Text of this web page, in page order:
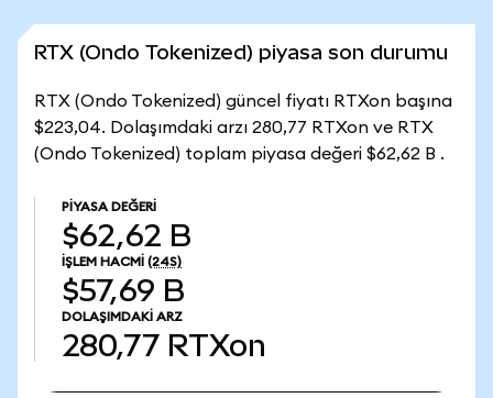
RTX (Ondo Tokenized) piyasa son durumu
RTX (Ondo Tokenized) güncel fiyatı RTXon başına
$223,04. Dolaşımdaki arzı 280,77 RTXon ve RTX
(Ondo Tokenized) toplam piyasa değeri $62,62 B .
PIYASA DEĞERI
$62,62 B
İŞLEM HACMI (24S)
$57,69 B
DOLAŞIMDAKI ARZ
280,77 RTXon